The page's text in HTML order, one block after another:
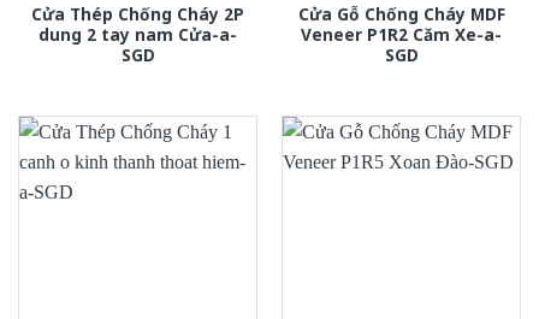
Cửa Thép Chống Cháy 2P
dung 2 tay nam Cửa-a-
SGD
Cửa Gỗ Chống Cháy MDF
Veneer P1R2 Căm Xe-a-
SGD